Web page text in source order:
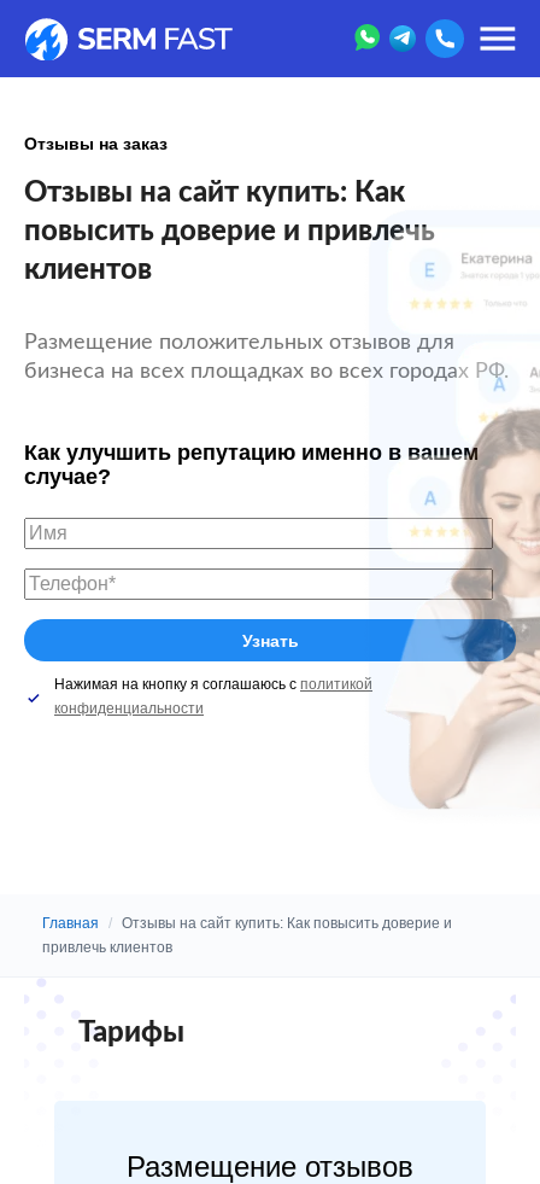
Отзывы на заказ
Отзывы на сайт купить: Как
повысить доверие и привлечь
клиентов
Размещение положительных отзывов для
бизнеса на всех площадках во всех городах РФ.
Как улучшить репутацию именно в вашем
случае?
Нажимая на кнопку я соглашаюсь с политикой
конфиденциальности
Главная / Отзывы на сайт купить: Как повысить доверие и
привлечь клиентов
Тарифы
Размещение отзывов